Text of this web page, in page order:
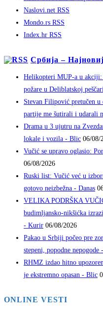
Naslovi.net RSS
Mondo.rs RSS
Index.hr RSS
Србија –
Helikopteri MUP-a u
požare u Deliblatskoj
Stevan Filipović pretučen u
partije me šutirali i udarali
Drama u 3 ujutru na
lokale i vozila - Blic 06/08/
Vučić se upravo oglasio:
06/08/2026
Ruski list: Vučić već u
gotovo neizbežna - Danas
VELIKA PODRŠKA
budimljansko-nikšićka
- Kurir 06/08/2026
Pakao u Srbiji počeo pre
stepeni, popodne nepogode
RHMZ izdao hitno
je ekstremno opasan - Blic
ONLINE VESTI